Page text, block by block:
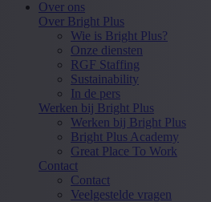
Over ons
Over Bright Plus
Wie is Bright Plus?
Onze diensten
RGF Staffing
Sustainability
In de pers
Werken bij Bright Plus
Werken bij Bright Plus
Bright Plus Academy
Great Place To Work
Contact
Contact
Veelgestelde vragen